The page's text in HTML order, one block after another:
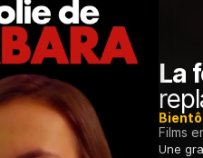
La
Films
Une